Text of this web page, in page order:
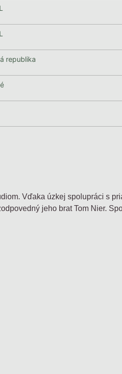
republika
Vďaka úzkej spolupráci s
jeho brat Tom Nier.